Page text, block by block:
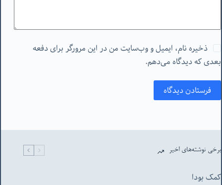
ذخیره نام، ایمیل و وب‌سایت من در این مرورگر برای دفعه
بعدی که دیدگاه می‌دهم.
فرستادن دیدگاه
برخی نوشته‌های اخیر
کمک بودا